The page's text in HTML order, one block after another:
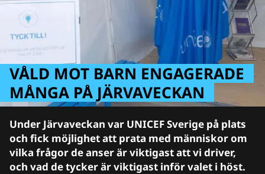
VÅLD MOT BARN ENGAGERADE
MÅNGA PÅ JÄRVAVECKAN
Under Järvaveckan var UNICEF Sverige på plats
och fick möjlighet att prata med människor om
vilka frågor de anser är viktigast att vi driver,
och vad de tycker är viktigast inför valet i höst.